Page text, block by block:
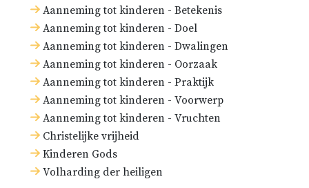
Aanneming tot kinderen - Betekenis
Aanneming tot kinderen - Doel
Aanneming tot kinderen - Dwalingen
Aanneming tot kinderen - Oorzaak
Aanneming tot kinderen - Praktijk
Aanneming tot kinderen - Voorwerp
Aanneming tot kinderen - Vruchten
Christelijke vrijheid
Kinderen Gods
Volharding der heiligen